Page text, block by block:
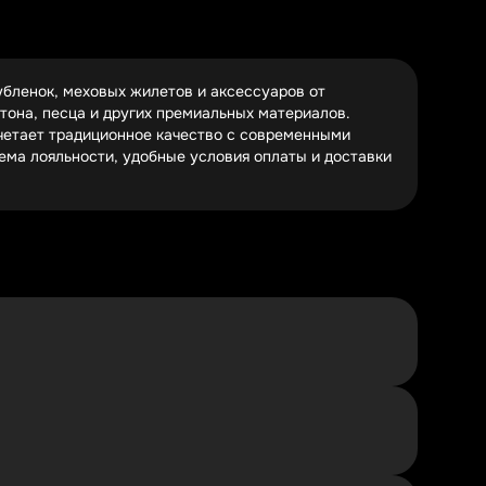
часто действуют дополнительные скидки при
товаров.
важно помнить, что не все скидки
– весь сезон. Некоторые предложения
ценам. Используя актуальные промокоды и
меховых жилетов и аксессуаров от
песца и других премиальных материалов.
традиционное качество с современными
лояльности, удобные условия оплаты и доставки